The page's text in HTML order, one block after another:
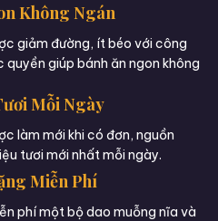
Không Ngán
giảm đường, ít béo với công
quyền giúp bánh ăn ngon không
Mỗi Ngày
làm mới khi có đơn, nguồn
tươi mới nhất mỗi ngày.
Miễn Phí
phí một bộ dao muỗng nĩa và